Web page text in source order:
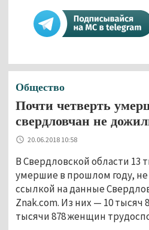
Общество
Почти четверть
свердловчан не
20.06.2018 10:58
В Свердловской области 13
умершие в прошлом году,
ссылкой на данные
Znak.com. Из них — 10 тысяч
тысячи 878 женщин